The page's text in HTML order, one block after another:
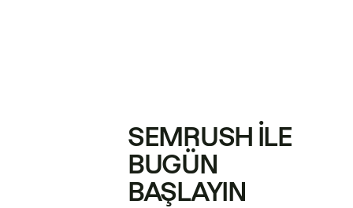
SEMRUSH ILE
BUGÜN
BAŞLAYIN